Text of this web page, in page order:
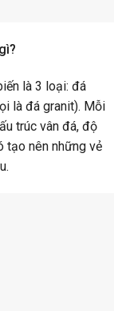
là 3 loại: đá
là đá granit). Mỗi
trúc vân đá, độ
tạo nên những vẻ